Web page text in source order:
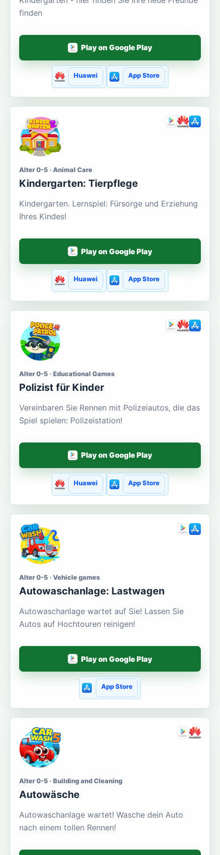
finden
Play on Google Play
Huawei App Store
Alter 0-5 · Animal Care
Kindergarten: Tierpflege
Kindergarten. Lernspiel: Fürsorge und Erziehung
Ihres Kindes!
Play on Google Play
Huawei App Store
Alter 0-5 · Educational Games
Polizist für Kinder
Vereinbaren Sie Rennen mit Polizeiautos, die das
Spiel spielen: Polizeistation!
Play on Google Play
Huawei App Store
Alter 0-5 · Vehicle games
Autowaschanlage: Lastwagen
Autowaschanlage wartet auf Sie! Lassen Sie
Autos auf Hochtouren reinigen!
Play on Google Play
App Store
Alter 0-5 · Building and Cleaning
Autowäsche
Autowaschanlage wartet! Wasche dein Auto
nach einem tollen Rennen!